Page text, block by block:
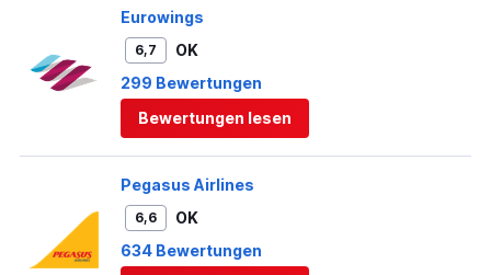
Eurowings
6,7
OK
299 Bewertungen
Bewertungen lesen
Pegasus Airlines
6,6
OK
634 Bewertungen